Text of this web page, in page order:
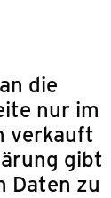
die
nur im
verkauft
gibt
Daten zu